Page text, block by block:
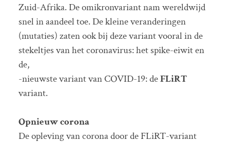
Zuid-Afrika. De omikronvariant nam wereldwijd
snel in aandeel toe. De kleine veranderingen
(mutaties) zaten ook bij deze variant vooral in de
stekeltjes van het coronavirus: het spike-eiwit en
de,
-nieuwste variant van COVID-19: deFLiRT
variant.
Opnieuw corona
De opleving van corona door de FLiRT-variant